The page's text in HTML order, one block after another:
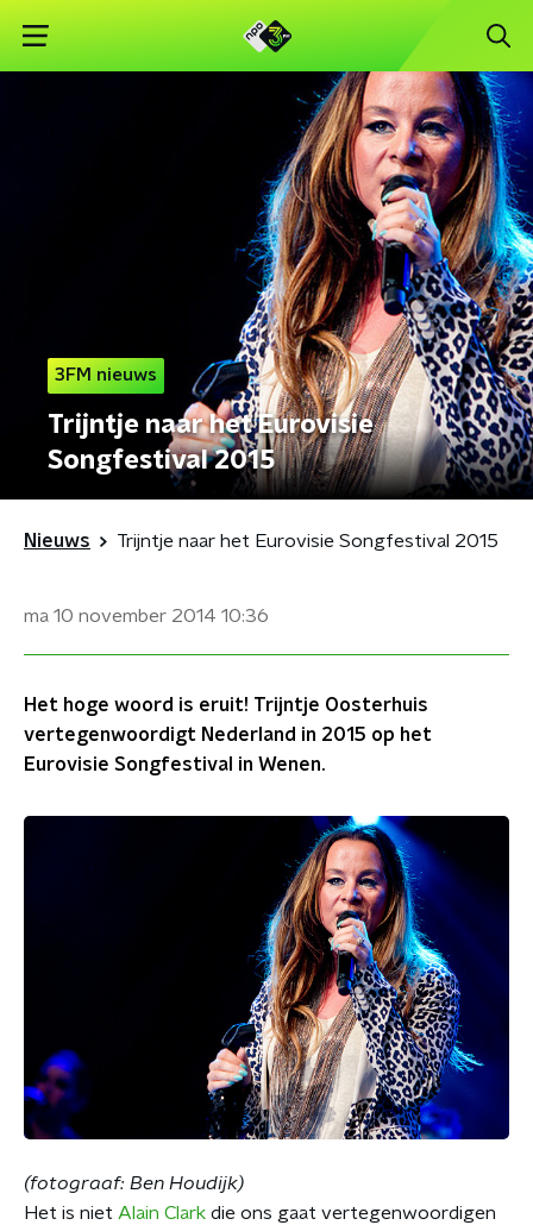
3FM nieuws
Trijntje naar het Eurovisie
Songfestival 2015
Nieuws Trijntje naar het Eurovisie Songfestival 2015
ma 10 november 2014 10:36
Het hoge woord is eruit! Trijntje Oosterhuis
vertegenwoordigt Nederland in 2015 op het
Eurovisie Songfestival in Wenen.
(fotograaf: Ben Houdijk)
Het is niet Alain Clark die ons gaat vertegenwoordigen